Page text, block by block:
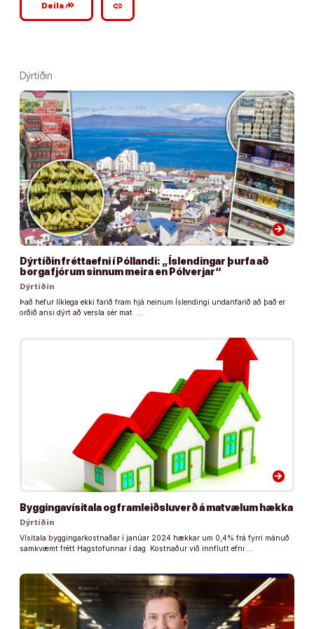
Deilagoogle_plus_reshare link
Dýrtíðin
arrow_forward
Dýrtíðin fréttaefni í Póllandi: „Íslendingar þurfa að
borga fjórum sinnum meira en Pólverjar“
Dýrtíðin
Það hefur líklega ekki farið fram hjá neinum Íslendingi undanfarið að það er
orðið ansi dýrt að versla sér mat. …
arrow_forward
Byggingavísitala og framleiðsluverð á matvælum hækka
Dýrtíðin
Vísitala byggingarkostnaðar í janúar 2024 hækkar um 0,4% frá fyrri mánuð
samkvæmt frétt Hagstofunnar í dag. Kostnaður við innflutt efni …